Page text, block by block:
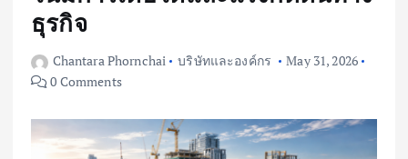
ธุรกิจ
Chantara Phornchai บริษัทและองค์กร
May 31, 2026
0 Comments